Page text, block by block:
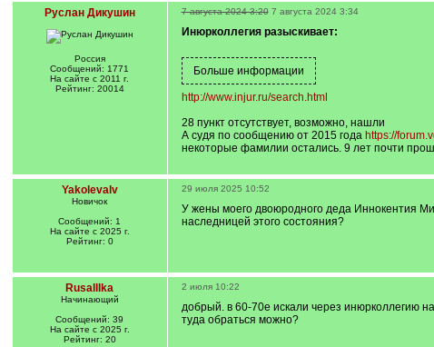
Руслан Дикушин
Россия
Сообщений: 1771
На сайте с 2011 г.
Рейтинг: 20014
7 августа 2024 3:20 7 августа 2024 3:34
Инюрколлегия разыскивает:
http://www.injur.ru/search.html
28 пункт отсутствует, возможно, нашли
А судя по сообщению от 2015 года https://
некоторые фамилии остались. 9 лет почти
Yakolevalv
Новичок
Сообщений: 1
На сайте с 2025 г.
Рейтинг: 0
29 июля 2025 10:52
У жены моего двоюродного деда Иннокентия
наследницей этого состояния?
Rusalllka
Начинающий
Сообщений: 39
На сайте с 2025 г.
Рейтинг: 20
2 июля 10:22
добрый. в 60-70е искали через инюрколлегию
туда обраться можно?